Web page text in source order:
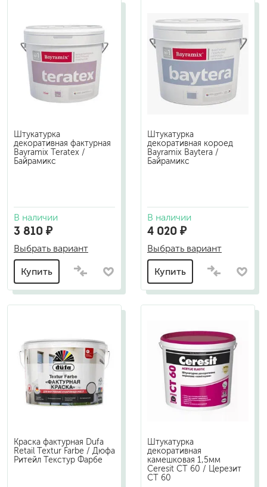
Штукатурка
декоративная фактурная
Bayramix Teratex /
Байрамикс
В наличии
3 810 ₽
Выбрать вариант
Купить
Штукатурка
декоративная короед
Bayramix Baytera /
Байрамикс
В наличии
4 020 ₽
Выбрать вариант
Купить
Краска фактурная Dufa
Retail Textur Farbe / Дюфа
Ритейл Текстур Фарбе
Штукатурка
декоративная
камешковая 1,5мм
Ceresit CT 60 / Церезит
СТ 60